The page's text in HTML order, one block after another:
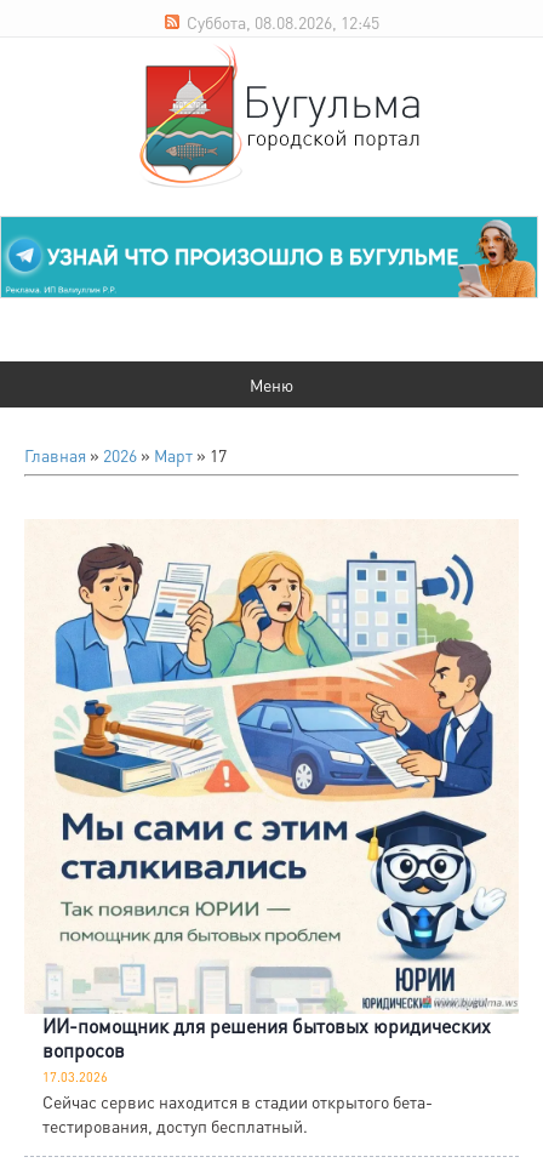
Суббота, 08.08.2026, 12:45
Главная » 2026 » Март » 17
ИИ-помощник для решения бытовых юридических
вопросов
17.03.2026
Сейчас сервис находится в стадии открытого бета-
тестирования, доступ бесплатный.